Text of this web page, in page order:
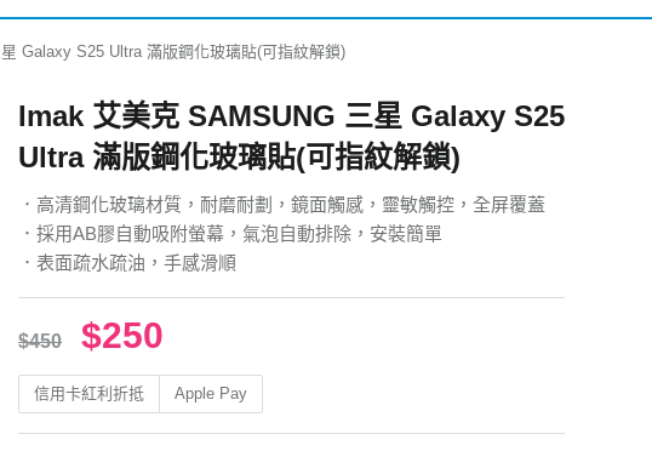
Galaxy S25 Ultra 滿版鋼化玻璃貼(可指紋解鎖)
Imak 艾美克 SAMSUNG 三星 Galaxy S25
Ultra 滿版鋼化玻璃貼(可指紋解鎖)
．高清鋼化玻璃材質，耐磨耐劃，鏡面觸感，靈敏觸控，全屏覆蓋
．採用AB膠自動吸附螢幕，氣泡自動排除，安裝簡單
．表面疏水疏油，手感滑順
$450 $250
信用卡紅利折抵 Apple Pay